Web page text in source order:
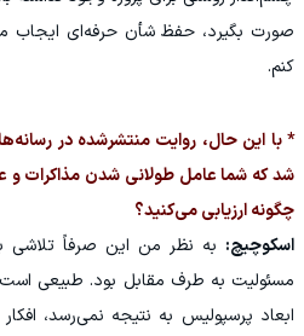
صورت بگیرد، حفظ شأن حرفه‌ای ایجاب
کنم.
* با این حال، روایت منتشرشده در
شد که شما عامل طولانی شدن مذاکرات و
چگونه ارزیابی می‌کنید؟
اسکوچیچ: به نظر من این صرفاً تلاشی
مسئولیت به طرف مقابل بود. طبیعی است
ابعاد پرسپولیس به نتیجه نمی‌رسد،